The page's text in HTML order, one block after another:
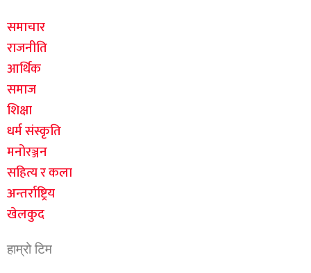
समाचार
राजनीति
आर्थिक
समाज
शिक्षा
धर्म संस्कृति
मनोरञ्जन
सहित्य र कला
अन्तर्राष्ट्रिय
खेलकुद
हाम्रो टिम